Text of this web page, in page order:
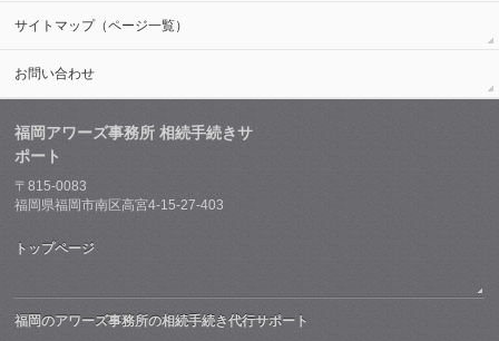
サイトマップ（ページ一覧）
お問い合わせ
福岡アワーズ事務所 相続手続きサ
ポート
〒815-0083
福岡県福岡市南区高宮4-15-27-403
トップページ
福岡のアワーズ事務所の相続手続き代行サポート